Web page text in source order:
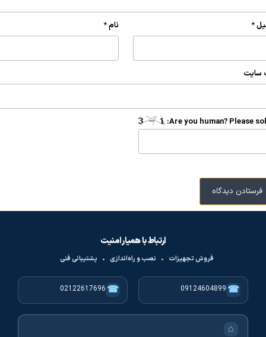
نام* *
سایت
Are you human? Please
ارتباط با همیار امنیت
فروش تجهیزات • نصب و راه‌اندازی • پشتیبانی فنی
☎
09124604899
☎
02122617696
⌂